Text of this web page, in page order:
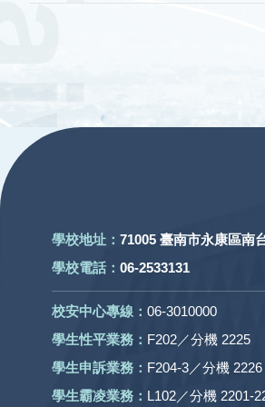
:::
學校地址： 71005 臺南市永康區南
學校電話： 06-2533131
校安中心專線： 06-3010000
學生性平業務： F202／分機 2225
學生申訴業務： F204-3／分機 2226
學生霸凌業務： L102／分機 2201-